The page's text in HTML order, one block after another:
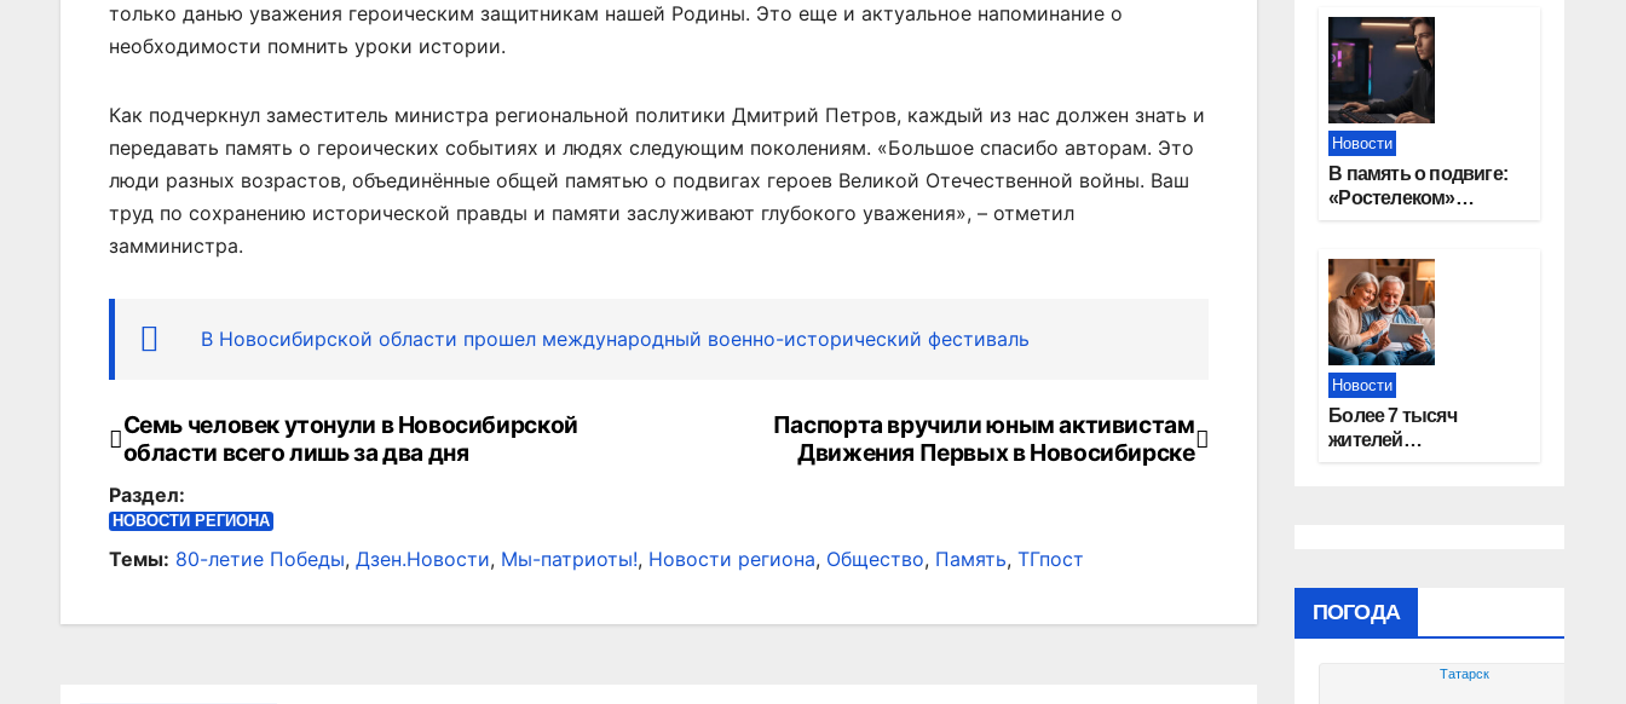
только данью уважения героическим защитникам нашей Родины. Это еще и актуальное напоминание о
необходимости помнить уроки истории.
Как подчеркнул заместитель министра региональной политики Дмитрий Петров, каждый из нас должен знать и
передавать память о героических событиях и людях следующим поколениям. «Большое спасибо авторам. Это
люди разных возрастов, объединённые общей памятью о подвигах героев Великой Отечественной войны. Ваш
труд по сохранению исторической правды и памяти заслуживают глубокого уважения», – отметил
замминистра.
В Новосибирской области прошел международный военно-исторический фестиваль
Навигация
по
записям
Паспорта вручили юным активистам
Движения Первых в Новосибирске
Семь человек утонули в Новосибирской
области всего лишь за два дня
Раздел:
НОВОСТИ РЕГИОНА
Темы: 80-летие Победы, Дзен.Новости, Мы-патриоты!, Новости региона, Общество, Память, ТГпост
Новосибирской
области
Новости
В память о подвиге:
«Ростелеком»
за Москву»
Новости
Более 7 тысяч
жителей
ПОГОДА
Татарск